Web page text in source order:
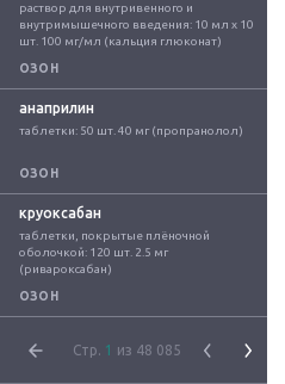
раствор для внутривенного и
внутримышечного введения: 10 мл x 10
шт. 100 мг/мл (кальция глюконат)
ОЗОН
анаприлин
таблетки: 50 шт. 40 мг (пропранолол)
ОЗОН
круоксабан
таблетки, покрытые плёночной
оболочкой: 120 шт. 2.5 мг
(ривароксабан)
ОЗОН
Стр. 1 из 48 085